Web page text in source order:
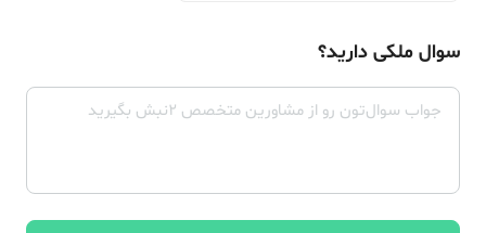
سوال ملکی دارید؟